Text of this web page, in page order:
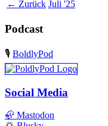
← Zurück Juli '25
Podcast
🎙️ BoldlyPod
Social Media
🦣 Mastodon